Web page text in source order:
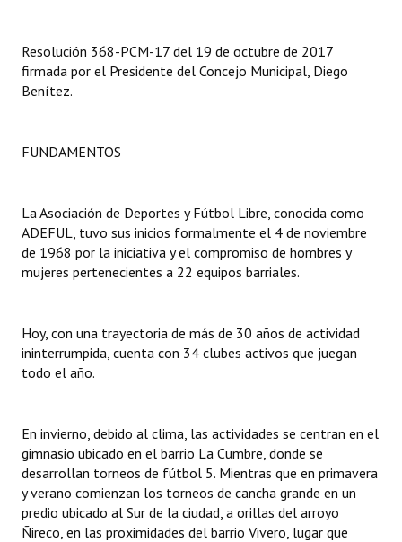
Informes de Gestión
Proyectos Presentados
Informes de Unidad Coordinadora
Ejecución Presupuestaria
Actas de Audiencias Públicas
Comunicaciones
Resoluciones
Resoluciones de Presidencia
INSTITUCIONAL
Resolución 368-PCM-17 del 19 de octubre de 2017
firmada por el Presidente del Concejo Municipal, Diego
Benítez.
FUNDAMENTOS
La Asociación de Deportes y Fútbol Libre, conocida como
ADEFUL, tuvo sus inicios formalmente el 4 de noviembre
de 1968 por la iniciativa y el compromiso de hombres y
mujeres pertenecientes a 22 equipos barriales.
Hoy, con una trayectoria de más de 30 años de actividad
ininterrumpida, cuenta con 34 clubes activos que juegan
todo el año.
En invierno, debido al clima, las actividades se centran en el
gimnasio ubicado en el barrio La Cumbre, donde se
desarrollan torneos de fútbol 5. Mientras que en primavera
y verano comienzan los torneos de cancha grande en un
predio ubicado al Sur de la ciudad, a orillas del arroyo
Ñireco, en las proximidades del barrio Vivero, lugar que